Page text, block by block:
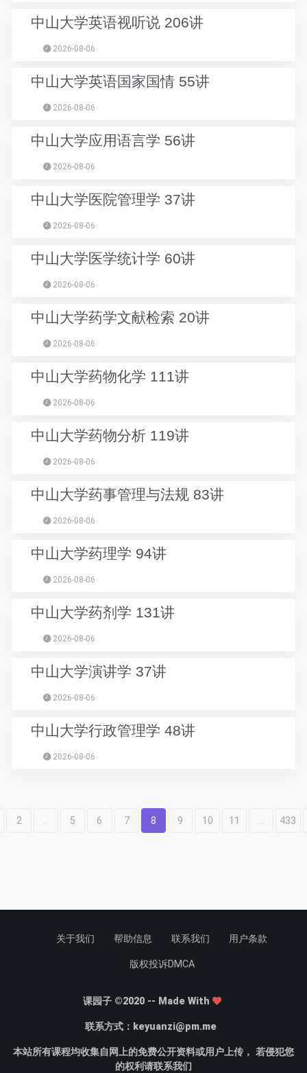
中山大学英语视听说 206讲
2026-08-06
中山大学英语国家国情 55讲
2026-08-06
中山大学应用语言学 56讲
2026-08-06
中山大学医院管理学 37讲
2026-08-06
中山大学医学统计学 60讲
2026-08-06
中山大学药学文献检索 20讲
2026-08-06
中山大学药物化学 111讲
2026-08-06
中山大学药物分析 119讲
2026-08-06
中山大学药事管理与法规 83讲
2026-08-06
中山大学药理学 94讲
2026-08-06
中山大学药剂学 131讲
2026-08-06
中山大学演讲学 37讲
2026-08-06
中山大学行政管理学 48讲
2026-08-06
2 5 6 7 8 9 10 11 433
关于我们 帮助信息 联系我们 用户条款
版权投诉DMCA
课园子 ©2020 -- Made With
联系方式： keyuanzi@pm.me
本站所有课程均收集自网上的免费公开资料或用户上传， 若侵犯您
的权利请联系我们